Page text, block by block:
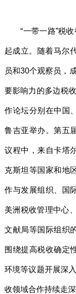
“一带一路”税收
起成立。随着马尔
员和30个观察员，
要影响力的多边税
作论坛分别在中国
鲁吉亚举办。第五
议程中，来自卡塔
克斯坦等国家和地
作与发展组织、国
美洲税收管理中心
文献局等国际组织
围绕提高税收确定
环境等议题开展深
收领域合作持续走深